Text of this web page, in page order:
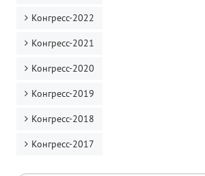
Конгресс-2022
Конгресс-2021
Конгресс-2020
Конгресс-2019
Конгресс-2018
Конгресс-2017